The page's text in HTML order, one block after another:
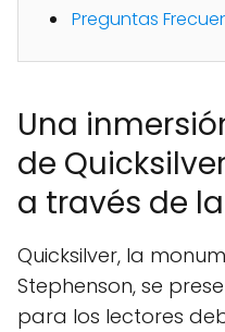
Preguntas
Una
de
a través de
Quicksilver, la
Stephenson, se
para los lectores